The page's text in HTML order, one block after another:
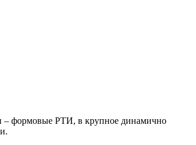
– формовые РТИ, в крупное динамично